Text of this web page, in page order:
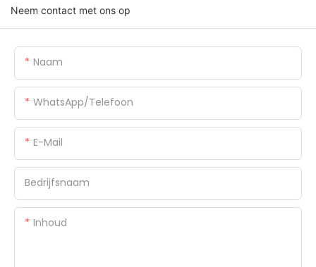
Neem contact met ons op
Naam
WhatsApp/Telefoon
E-Mail
Bedrijfsnaam
Inhoud